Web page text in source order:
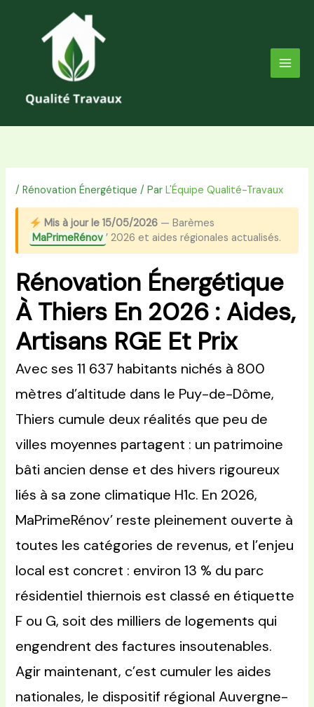
/Rénovation Énergétique / ParL'Équipe Qualité-Travaux
Mis à jour le 15/05/2026 — Barèmes
MaPrimeRénov ’ 2026 et aides régionales actualisés.
Rénovation Énergétique
À Thiers En 2026 : Aides,
Artisans RGE Et Prix
Avec ses 11 637 habitants nichés à 800
mètres d’altitude dans le Puy-de-Dôme,
Thiers cumule deux réalités que peu de
villes moyennes partagent : un patrimoine
bâti ancien dense et des hivers rigoureux
liés à sa zone climatique H1c. En 2026,
MaPrimeRénov’ reste pleinement ouverte à
toutes les catégories de revenus, et l’enjeu
local est concret : environ 13 % du parc
résidentiel thiernois est classé en étiquette
F ou G, soit des milliers de logements qui
engendrent des factures insoutenables.
Agir maintenant, c’est cumuler les aides
nationales, le dispositif régional Auvergne-